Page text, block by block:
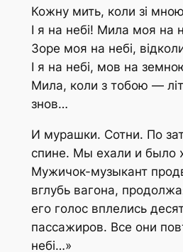
Кожну мить, коли зі
І я на небі! Мила моя на
Зоре моя на небі,
І я на небі, мов на
Мила, коли з тобою —
знов…
И мурашки. Сотни. По
спине. Мы ехали и было
Мужичок-музыкант
вглубь вагона,
его голос вплелись
пассажиров. Все они
небi…»